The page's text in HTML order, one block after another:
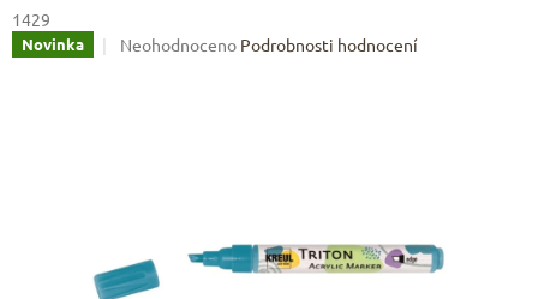
1429
Novinka
Průměrné
Neohodnoceno Podrobnosti hodnocení